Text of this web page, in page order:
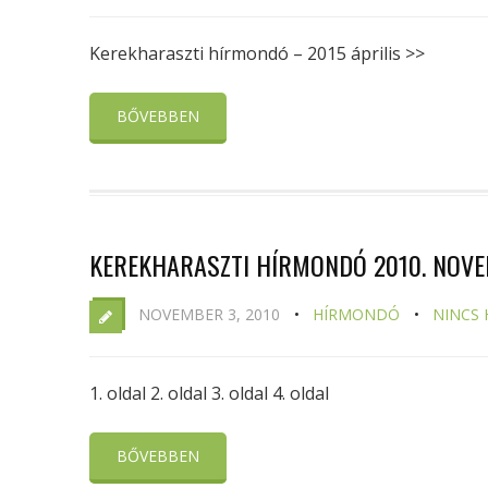
Kerekharaszti hírmondó – 2015 április >>
BŐVEBBEN
KEREKHARASZTI HÍRMONDÓ 2010.
NOVEMBER 3, 2010 HÍRMONDÓ NINCS
1. oldal 2. oldal 3. oldal 4. oldal
BŐVEBBEN